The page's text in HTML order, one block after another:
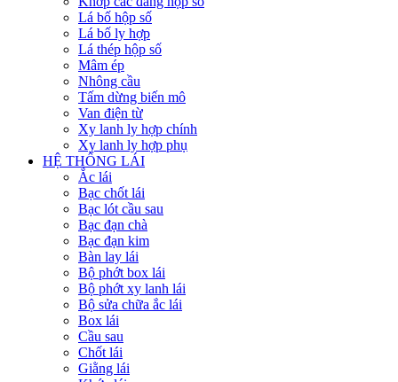
Lá bố hộp số
Lá bố ly hợp
Lá thép hộp số
Mâm ép
Nhông cầu
Tấm dừng biến mô
Van điện từ
Xy lanh ly hợp chính
Xy lanh ly hợp phụ
HỆ THỐNG LÁI
Ắc lái
Bạc chốt lái
Bạc lót cầu sau
Bạc đạn chà
Bạc đạn kim
Bàn lay lái
Bộ phớt box lái
Bộ phớt xy lanh lái
Bộ sửa chữa ắc lái
Box lái
Cầu sau
Chốt lái
Giằng lái